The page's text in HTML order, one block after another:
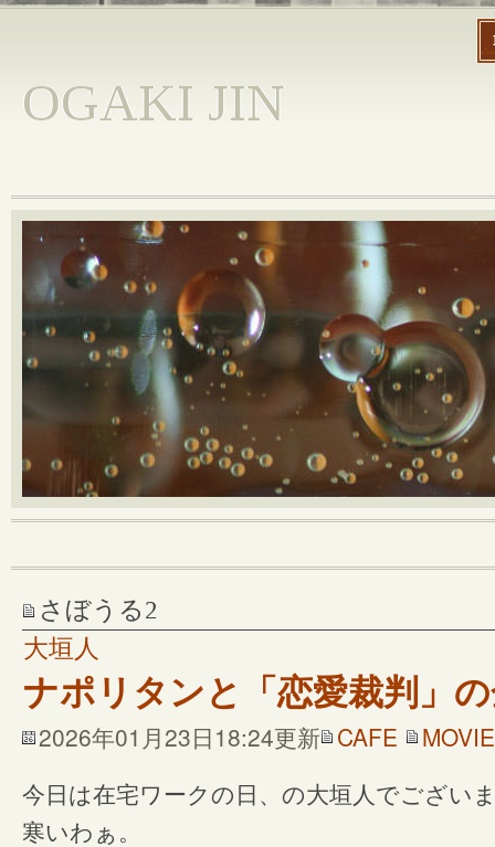
OGAKI JIN
さぼうる2
大垣人
ナポリタンと「恋愛裁判」
2026年01月23日18:24更新 CAFE MOVIE
今日は在宅ワークの日、の大垣人でござい
寒いわぁ。